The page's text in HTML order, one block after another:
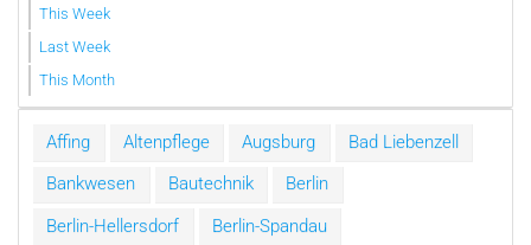
This Week
Last Week
This Month
Affing Altenpflege Augsburg
Bad Liebenzell
Bankwesen
Bautechnik
Berlin
Berlin-Hellersdorf
Berlin-Spandau